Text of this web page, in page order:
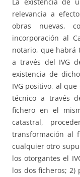
La existencia de
relevancia a
obras nuevas,
incorporación al
notario, que habrá
a través del IVG
existencia de
IVG positivo, al
técnico a través
fichero en el
catastral,
transformación al
cualquier otro
los otorgantes el
los dos ficheros; 2)